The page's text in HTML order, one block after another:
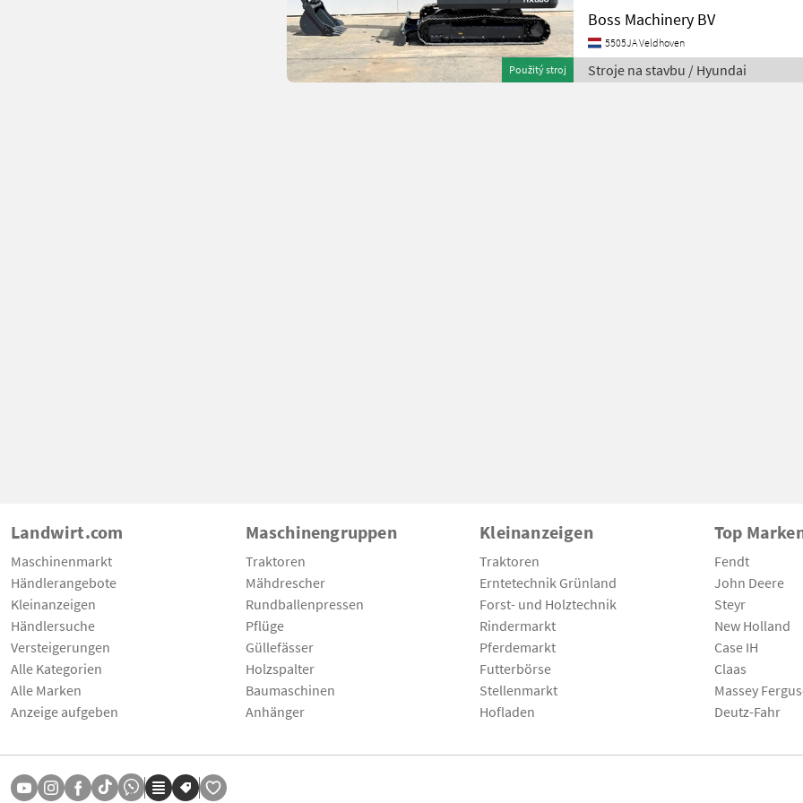
Použitý stroj
Boss Machinery BV
5505JA Veldhoven
Stroje na stavbu / Hyundai
Landwirt.com
Maschinenmarkt
Händlerangebote
Kleinanzeigen
Händlersuche
Versteigerungen
Alle Kategorien
Alle Marken
Anzeige aufgeben
Maschinengruppen
Traktoren
Mähdrescher
Rundballenpressen
Pflüge
Güllefässer
Holzspalter
Baumaschinen
Anhänger
Kleinanzeigen
Traktoren
Erntetechnik Grünland
Forst- und Holztechnik
Rindermarkt
Pferdemarkt
Futterbörse
Stellenmarkt
Hofladen
Top
Fendt
John Deere
Steyr
New Holland
Case IH
Claas
Massey
Deutz-Fahr